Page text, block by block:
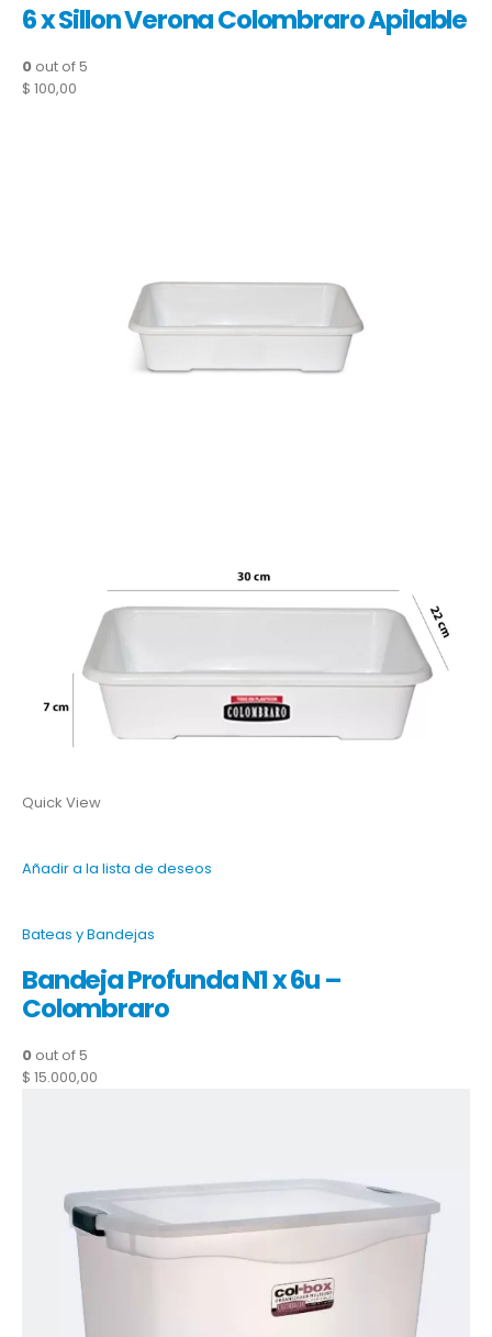
6 x Sillon Verona Colombraro Apilable
0 out of 5
$ 100,00
Quick View
Añadir a la lista de deseos
Bateas y Bandejas
Bandeja Profunda N1 x 6u –
Colombraro
0 out of 5
$ 15.000,00